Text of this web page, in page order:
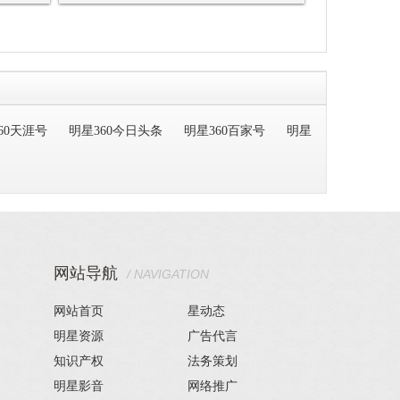
天涯号 明星360今日头条 明星360百家号 明星
网站导航 / NAVIGATION
网站首页
星动态
明星资源
广告代言
知识产权
法务策划
明星影音
网络推广